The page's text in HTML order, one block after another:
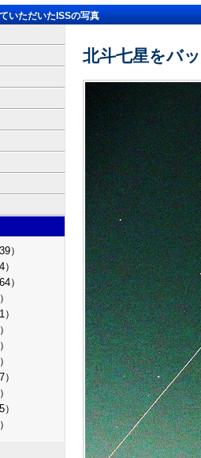
いただいたISSの写真
）
）
）
）
）
）
北斗七星をバ